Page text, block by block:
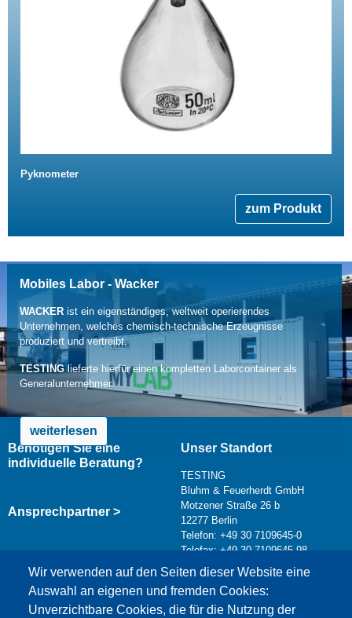
Pyknometer
zum Produkt
Mobiles Labor - Wacker
WACKERist ein eigenständiges, weltweit operierendes
Unternehmen, welches chemisch-technische Erzeugnisse
produziert und vertreibt.
TESTINGlieferte hierfür einen kompletten Laborcontainer als
Generalunternehmer.
weiterlesen
Wir verwenden auf den Seiten dieser Website eine
Auswahl an eigenen und fremden Cookies:
Unverzichtbare Cookies, die für die Nutzung der
Benötigen Sie eine
individuelle Beratung?
Ansprechpartner >
Unser Standort
TESTING
Bluhm & Feuerherdt GmbH
Motzener Straße 26 b
12277 Berlin
Telefon: +49 30 7109645-0
Telefax: +49 30 7109645-98
info@testing.de